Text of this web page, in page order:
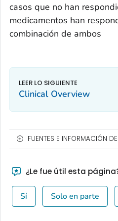
casos que no han
medicamentos han
combinación de ambos
Clinical Overview
FUENTES E INFORMACIÓN
¿Le fue útil esta
Sí Solo en parte